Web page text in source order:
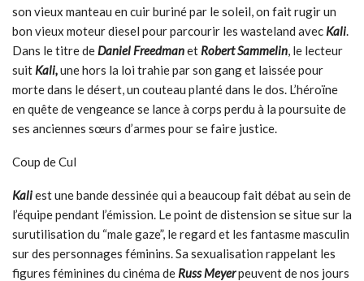
son vieux manteau en cuir buriné par le soleil, on fait rugir un
bon vieux moteur diesel pour parcourir les wasteland avec Kali.
Dans le titre deDaniel Freedmanet Robert Sammelin, le lecteur
suit Kali,une hors la loi trahie par son gang et laissée pour
morte dans le désert, un couteau planté dans le dos. L’héroïne
en quête de vengeance se lance à corps perdu à la poursuite de
ses anciennes sœurs d’armes pour se faire justice.
Coup de Cul
Kaliest une bande dessinée qui a beaucoup fait débat au sein de
l’équipe pendant l’émission. Le point de distension se situe sur la
surutilisation du “male gaze”, le regard et les fantasme masculin
sur des personnages féminins. Sa sexualisation rappelant les
figures féminines du cinéma de Russ Meyerpeuvent de nos jours